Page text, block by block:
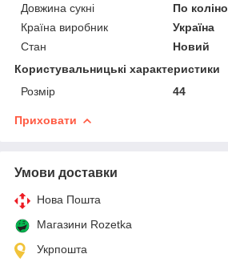
Довжина сукні
По коліно
Країна виробник
Україна
Стан
Новий
Користувальницькі характеристики
Розмір
44
Приховати
Умови доставки
Нова Пошта
Магазини Rozetka
Укрпошта